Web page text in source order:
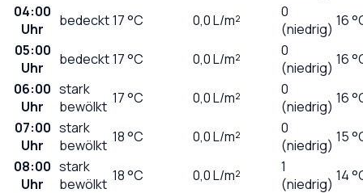
04:00
Uhr
bedeckt17°C 0,0L/m²
0
(niedrig) 16
05:00
Uhr
bedeckt17°C 0,0L/m²
0
(niedrig) 16
06:00
Uhr
stark
bewölkt 17°C 0,0L/m²
0
(niedrig) 16
07:00
Uhr
stark
bewölkt 18°C 0,0L/m²
0
(niedrig) 15
08:00
Uhr
stark
bewölkt 18°C 0,0L/m²
1
(niedrig) 14